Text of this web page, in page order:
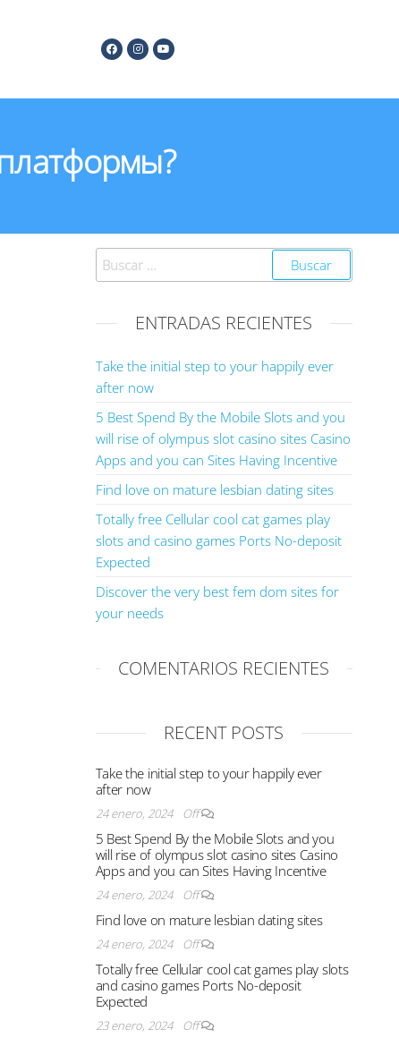
ENTRADAS RECIENTES
Take the initial step to your happily ever
after now
5 Best Spend By the Mobile Slots and you
will rise of olympus slot casino sites Casino
Apps and you can Sites Having Incentive
Find love on mature lesbian dating sites
Totally free Cellular cool cat games play
slots and casino games Ports No-deposit
Expected
Discover the very best fem dom sites for
your needs
COMENTARIOS RECIENTES
RECENT POSTS
Take the initial step to your happily ever
after now
24 enero, 2024 Off
5 Best Spend By the Mobile Slots and you
will rise of olympus slot casino sites Casino
Apps and you can Sites Having Incentive
24 enero, 2024 Off
Find love on mature lesbian dating sites
24 enero, 2024 Off
Totally free Cellular cool cat games play slots
and casino games Ports No-deposit
Expected
23 enero, 2024 Off